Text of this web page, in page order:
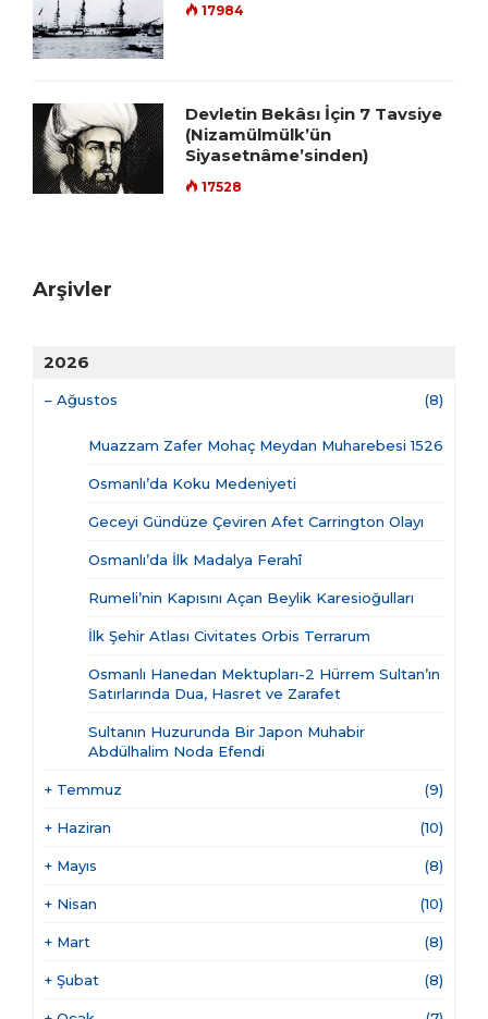
17984
Devletin Bekâsı İçin 7 Tavsiye
(Nizamülmülk’ün
Siyasetnâme’sinden)
17528
Arşivler
2026
– Ağustos (8)
Muazzam Zafer Mohaç Meydan Muharebesi 1526
Osmanlı’da Koku Medeniyeti
Geceyi Gündüze Çeviren Afet Carrington Olayı
Osmanlı’da İlk Madalya Ferahî
Rumeli’nin Kapısını Açan Beylik Karesioğulları
İlk Şehir Atlası Civitates Orbis Terrarum
Osmanlı Hanedan Mektupları-2 Hürrem Sultan’ın
Satırlarında Dua, Hasret ve Zarafet
Sultanın Huzurunda Bir Japon Muhabir
Abdülhalim Noda Efendi
+ Temmuz (9)
+ Haziran (10)
+ Mayıs (8)
+ Nisan (10)
+ Mart (8)
+ Şubat (8)